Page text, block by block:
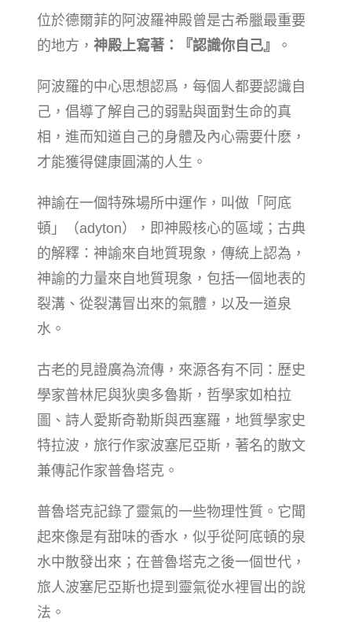
位於德爾菲的阿波羅神殿曾是古希臘最重要
的地方， 神殿上寫著：『認識你自己』 。
阿波羅的中心思想認爲，每個人都要認識自
己，倡導了解自己的弱點與面對生命的真
相，進而知道自己的身體及內心需要什麽，
才能獲得健康圓滿的人生。
神諭在一個特殊場所中運作，叫做「阿底
頓」（adyton），即神殿核心的區域；古典
的解釋：神諭來自地質現象，傳統上認為，
神諭的力量來自地質現象，包括一個地表的
裂溝、從裂溝冒出來的氣體，以及一道泉
水。
古老的見證廣為流傳，來源各有不同：歷史
學家普林尼與狄奧多魯斯，哲學家如柏拉
圖、詩人愛斯奇勒斯與西塞羅，地質學家史
特拉波，旅行作家波塞尼亞斯，著名的散文
兼傳記作家普魯塔克。
普魯塔克記錄了靈氣的一些物理性質。它聞
起來像是有甜味的香水，似乎從阿底頓的泉
水中散發出來；在普魯塔克之後一個世代，
旅人波塞尼亞斯也提到靈氣從水裡冒出的說
法。